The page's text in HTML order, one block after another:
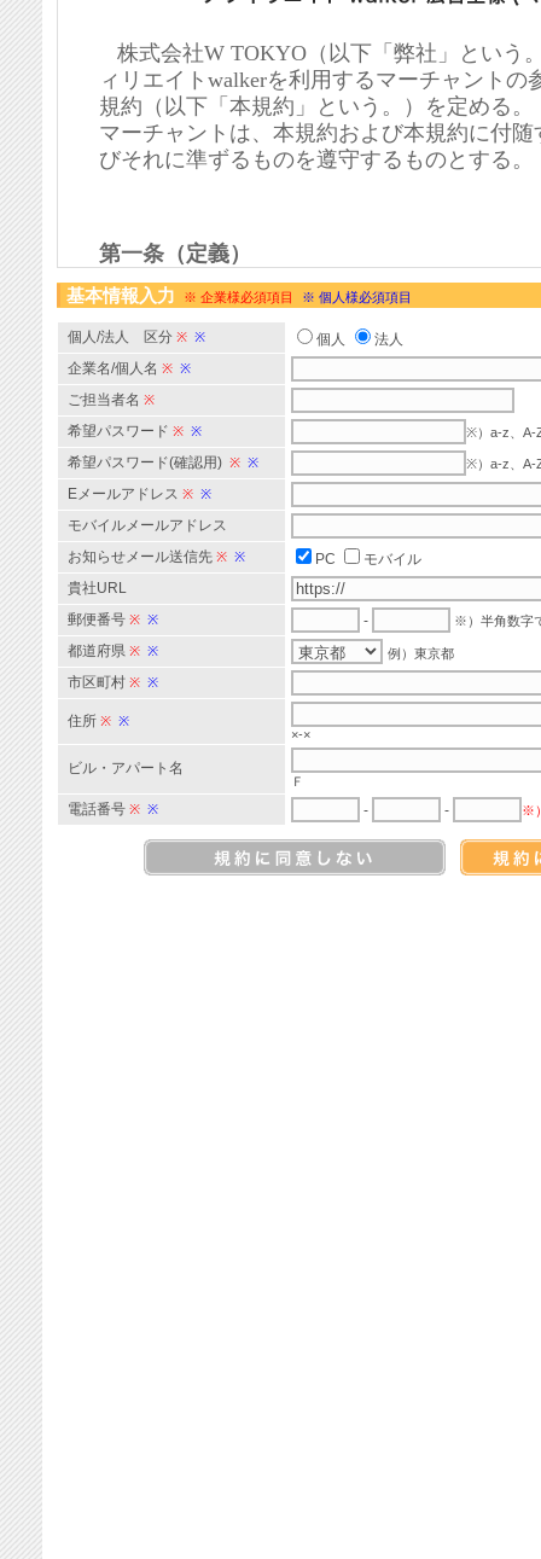
基本情報入力 ※ 企業様必須項目 ※ 個人様必須項目
個人/法人 区分 ※ ※ 個人
法人
企業名/個人名 ※ ※
ご担当者名 ※
希望パスワード ※ ※ ※）a-z、A-
希望パスワード(確認用) ※ ※ ※）a-z、A-
Eメールアドレス ※ ※
モバイルメールアドレス
お知らせメール送信先 ※ ※ PC
モバイル
貴社URL
郵便番号 ※ ※ - ※）半角数字
都道府県 ※ ※ 例）東京都
市区町村 ※ ※
住所 ※ ※
×-×
ビル・アパート名
Ｆ
電話番号 ※ ※ - - ※